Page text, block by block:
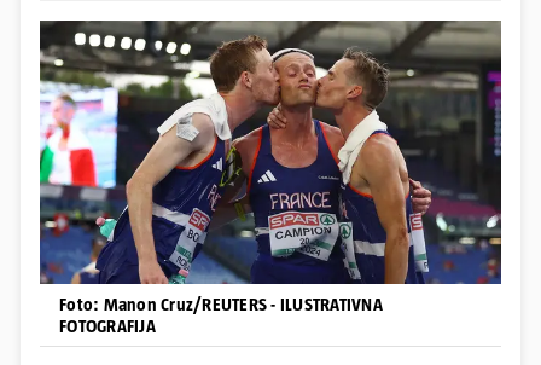
Foto: Manon Cruz/REUTERS - ILUSTRATIVNA
FOTOGRAFIJA